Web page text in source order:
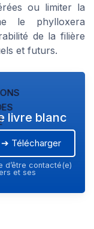
ou limiter la
le phylloxera
de la filière
et futurs.
livre blanc
➔ Télécharger
d’être contacté(e)
et ses